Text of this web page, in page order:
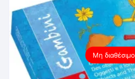
Μη διαθέσιμο